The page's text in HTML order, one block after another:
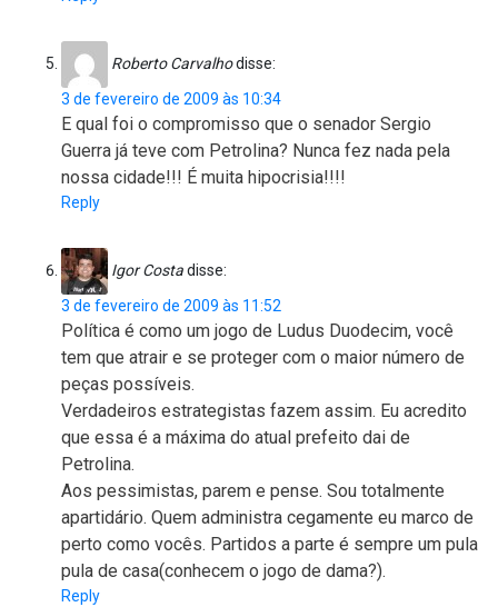
Roberto Carvalhodisse:
3 de fevereiro de 2009 às 10:34
E qual foi o compromisso que o senador Sergio
Guerra já teve com Petrolina? Nunca fez nada pela
nossa cidade!!! É muita hipocrisia!!!!
Reply
Igor Costadisse:
3 de fevereiro de 2009 às 11:52
Política é como um jogo de Ludus Duodecim, você
tem que atrair e se proteger com o maior número de
peças possíveis.
Verdadeiros estrategistas fazem assim. Eu acredito
que essa é a máxima do atual prefeito dai de
Petrolina.
Aos pessimistas, parem e pense. Sou totalmente
apartidário. Quem administra cegamente eu marco de
perto como vocês. Partidos a parte é sempre um pula
pula de casa(conhecem o jogo de dama?).
Reply